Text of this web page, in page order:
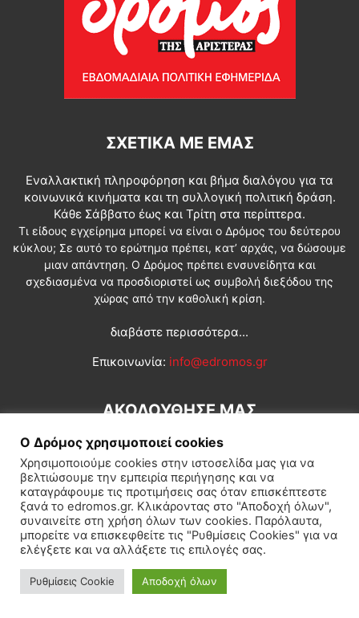
ΣΧΕΤΙΚΆ ΜΕ ΕΜΆΣ
Εναλλακτική πληροφόρηση και βήμα διαλόγου για τα
κοινωνικά κινήματα και τη συλλογική πολιτική δράση.
Κάθε Σάββατο έως και Τρίτη στα περίπτερα.
Τι είδους εγχείρημα μπορεί να είναι ο Δρόμος του δεύτερου
κύκλου; Σε αυτό το ερώτημα πρέπει, κατ’ αρχάς, να δώσουμε
μιαν απάντηση. Ο Δρόμος πρέπει ενσυνείδητα και
σχεδιασμένα να προσδιοριστεί ως συμβολή διεξόδου της
χώρας από την καθολική κρίση.
διαβάστε περισσότερα...
Επικοινωνία: info@edromos.gr
ΑΚΟΛΟΥΘΗΣΕ ΜΑΣ
Εγγραφή συνδρομητή Πολιτική Διεθνή Κοινωνία
Πολιτισμός Αφιερώματα
© Δρόμος της Αριστεράς
Ο Δρόμος χρησιμοποιεί cookies
Χρησιμοποιούμε cookies στην ιστοσελίδα μας για να
βελτιώσουμε την εμπειρία περιήγησης και να
καταγράφουμε τις προτιμήσεις σας όταν επισκέπτεστε
ξανά το edromos.gr. Κλικάροντας στο "Αποδοχή όλων",
συναινείτε στη χρήση όλων των cookies. Παρόλαυτα,
μπορείτε να επισκεφθείτε τις "Ρυθμίσεις Cookies" για να
ελέγξετε και να αλλάξετε τις επιλογές σας.
Ρυθμίσεις Cookie Αποδοχή όλων